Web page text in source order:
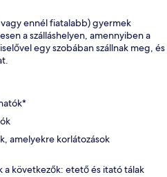
vagy ennél fiatalabb) gyermek
a szálláshelyen, amennyiben a
egy szobában szállnak meg, és
amelyekre korlátozások
a következők: etető és itató tálak